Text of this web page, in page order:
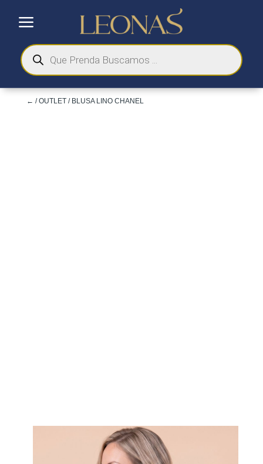
a
Búsqueda
de
productos
← /OUTLET / BLUSA LINO CHANEL